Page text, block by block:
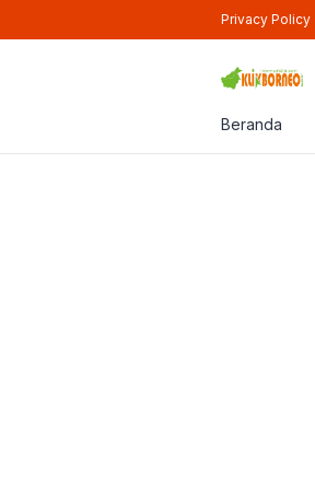
Privacy Policy
Beranda